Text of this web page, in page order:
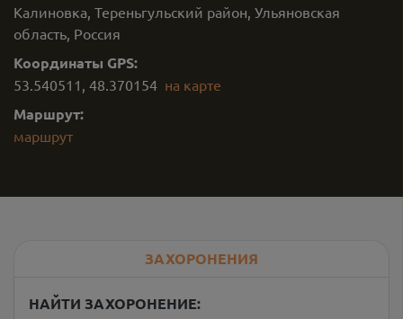
Калиновка, Тереньгульский район, Ульяновская
область, Россия
Координаты GPS:
53.540511 , 48.370154 на карте
Маршрут:
маршрут
ЗАХОРОНЕНИЯ
НАЙТИ ЗАХОРОНЕНИЕ: